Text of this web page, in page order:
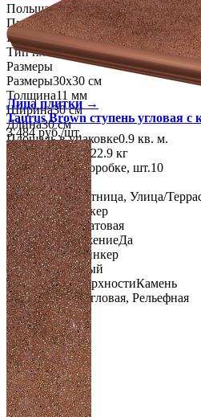
Польша
ПроизводительPARADYZ
КоллекцияParadyz Ceramica
Тип плиткиСтупень
Размеры
Размеры30х30 см
Толщина11 мм
Ширина30 см
Длина30 см
Площадь в упаковке0.9 кв. м.
Вес 1 упаковки22.9 кг
Количество в коробке, шт.10
Свойства
НазначениеЛестница, Улица/
МатериалКлинкер
ПоверхностьМатовая
ПротивоскольжениеДа
ТехнологияКлинкер
ЦветКоричневый
Имитация поверхностиКамень
Тип ступенейУгловая, Рельефная
Лица плитки →
Taurus Brown ступень угловая с
3 484 руб./шт.